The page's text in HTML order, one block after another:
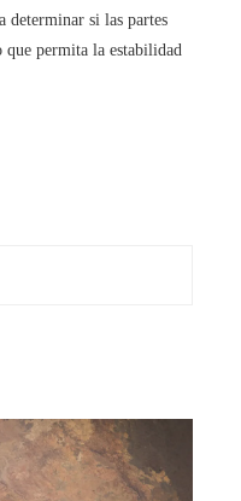
determinar si las partes
que permita la estabilidad